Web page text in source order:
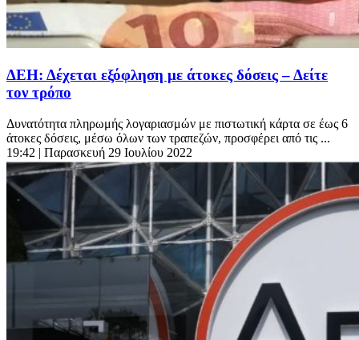
ΔΕΗ: Δέχεται εξόφληση με άτοκες δόσεις – Δείτε
τον τρόπο
Δυνατότητα πληρωμής λογαριασμών με πιστωτική κάρτα σε έως 6
άτοκες δόσεις, μέσω όλων των τραπεζών, προσφέρει από τις ...
19:42 | Παρασκευή 29 Ιουλίου 2022